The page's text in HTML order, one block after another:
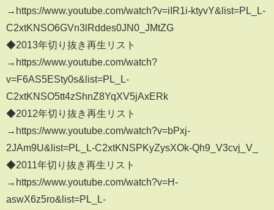
→https://www.youtube.com/watch?v=iIR1i-ktyvY&list=PL_L-
C2xtKNSO6GVn3lRddes0JN0_JMtZG
◆2013年切り抜き再生リスト
→https://www.youtube.com/watch?
v=F6AS5ESty0s&list=PL_L-
C2xtKNSO5tt4zShnZ8YqXV5jAxERk
◆2012年切り抜き再生リスト
→https://www.youtube.com/watch?v=bPxj-
2JAm9U&list=PL_L-C2xtKNSPKyZysXOk-Qh9_V3cvj_V_
◆2011年切り抜き再生リスト
→https://www.youtube.com/watch?v=H-
aswX6z5ro&list=PL_L-